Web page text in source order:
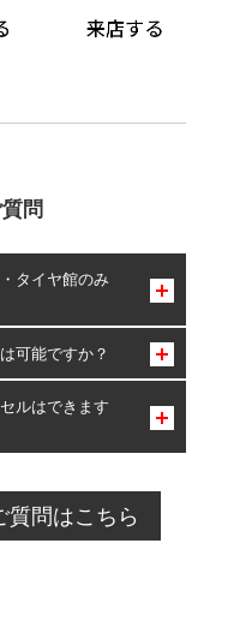
問
タイヤ館のみ
ります。
可能ですか？
す。
に限り、同時にご予約が
ルはできます
ている場合のご予約
接ご予約の店舗まで
質問はこちら